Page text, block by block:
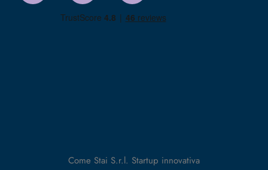
Come Stai S.r.l. Startup innovativa